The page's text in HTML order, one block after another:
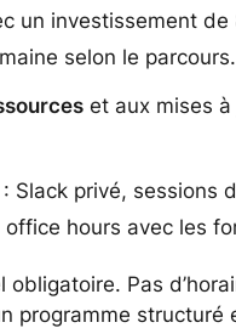
un investissement de
selon le parcours.
et aux mises
: Slack privé, sessions
office hours avec les
obligatoire. Pas
programme structuré